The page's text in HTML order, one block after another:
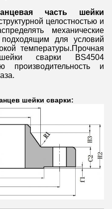
часть шейки
целостностью и
механические
подходящим для условий
температуры.Прочная
сварки BS4504
производительность и
шейки сварки: